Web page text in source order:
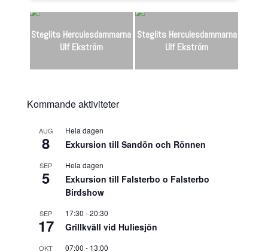
Steglits Herculesdammarna
Ulf Ekström
Steglits Herculesdammarna
Ulf Ekström
Kommande aktiviteter
AUG
8
Hela dagen
Exkursion till Sandön och Rönnen
SEP
5
Hela dagen
Exkursion till Falsterbo o Falsterbo
Birdshow
SEP
17
17:30 -20:30
Grillkväll vid Huliesjön
OKT 07:00 - 13:00